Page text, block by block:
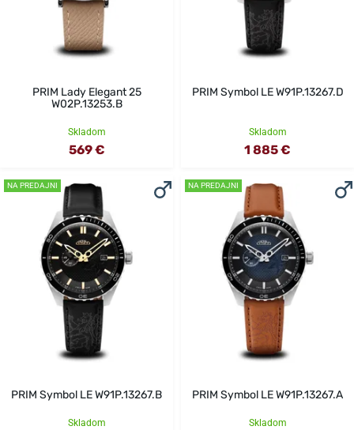
PRIM Lady Elegant 25
W02P.13253.B
Skladom
569 €
PRIM Symbol LE W91P.13267.D
Skladom
1 885 €
NA PREDAJNI
PRIM Symbol LE W91P.13267.B
Skladom
NA PREDAJNI
PRIM Symbol LE W91P.13267.A
Skladom